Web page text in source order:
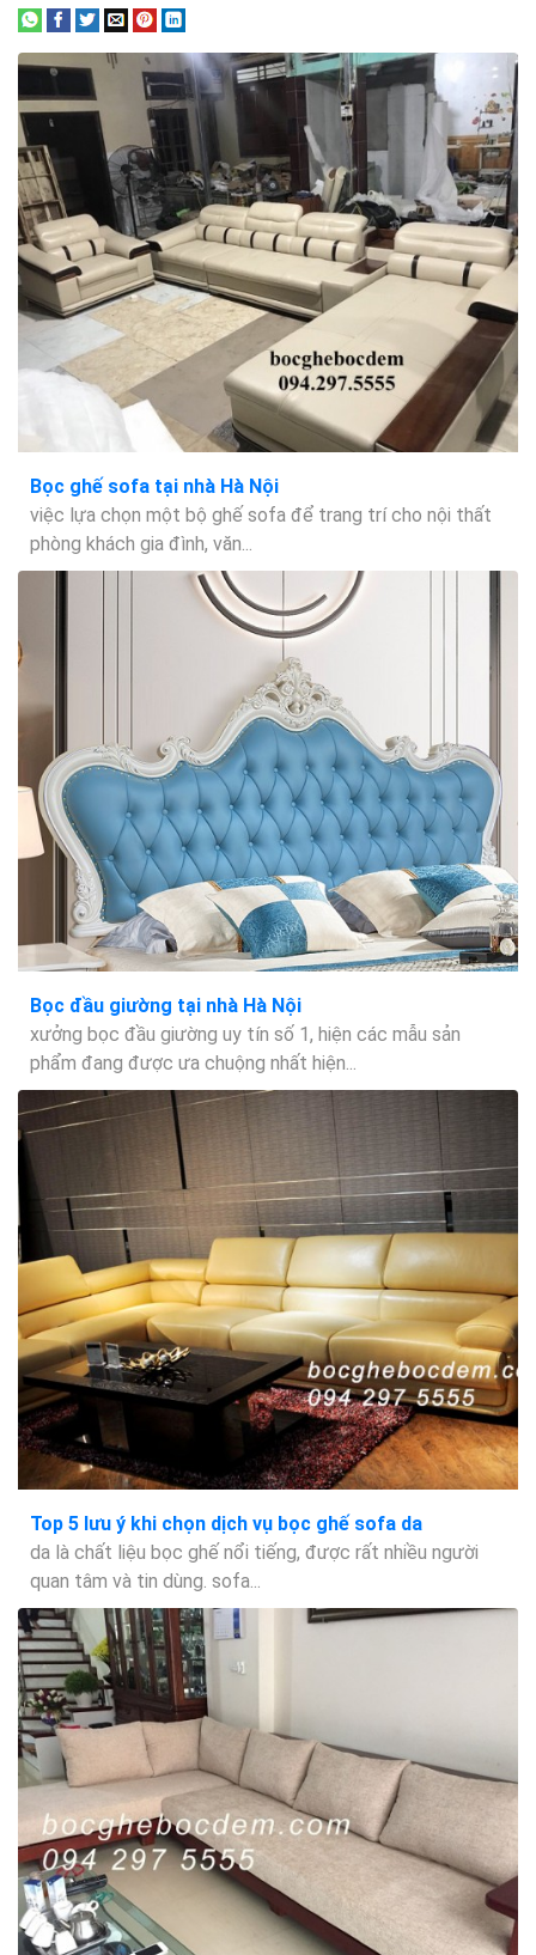
Bọc ghế sofa tại nhà Hà Nội
việc lựa chọn một bộ ghế sofa để trang trí cho nội thất
phòng khách gia đình, văn...
Bọc đầu giường tại nhà Hà Nội
xưởng bọc đầu giường uy tín số 1, hiện các mẫu sản
phẩm đang được ưa chuộng nhất hiện...
Top 5 lưu ý khi chọn dịch vụ bọc ghế sofa da
da là chất liệu bọc ghế nổi tiếng, được rất nhiều người
quan tâm và tin dùng. sofa...